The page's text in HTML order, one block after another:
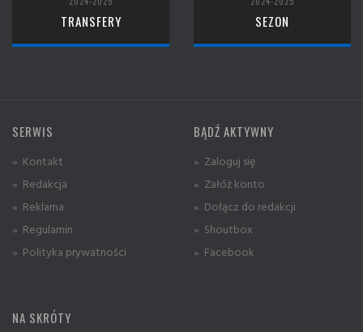
TRANSFERY SEZON
SERWIS
» Kontakt
» Redakcja
» Reklama
» Regulamin
» Polityka prywatności
BĄDŹ AKTYWNY
» Zaloguj się
» Załóż konto
» Dołącz do redakcji
» Shoutbox
» Facebook
NA SKRÓTY